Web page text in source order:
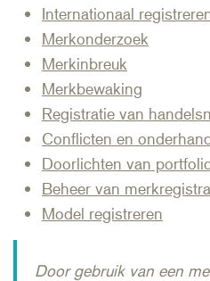
Internationaal
Merkonderzoek
Merkinbreuk
Merkbewaking
Registratie van
Conflicten en
Doorlichten van
Beheer van
Model registreren
Door gebruik van een